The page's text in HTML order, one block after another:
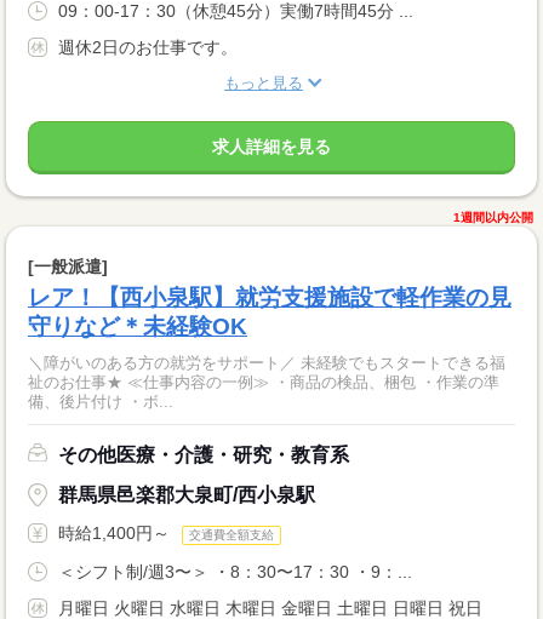
09：00-17：30（休憩45分）実働7時間45分 ...
週休2日のお仕事です。
もっと見る
求人詳細を見る
1週間以内公開
[一般派遣]
レア！【西小泉駅】就労支援施設で軽作業の見
守りなど＊未経験OK
＼障がいのある方の就労をサポート／ 未経験でもスタートできる福
祉のお仕事★ ≪仕事内容の一例≫ ・商品の検品、梱包 ・作業の準
備、後片付け ・ボ...
その他医療・介護・研究・教育系
群馬県邑楽郡大泉町/西小泉駅
時給1,400円～ 交通費全額支給
＜シフト制/週3〜＞ ・8：30〜17：30 ・9：...
月曜日 火曜日 水曜日 木曜日 金曜日 土曜日 日曜日 祝日